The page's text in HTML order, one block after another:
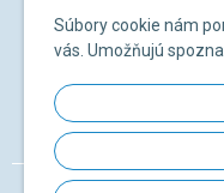
Súbory cookie nám
vás. Umožňujú
Žiadosť o